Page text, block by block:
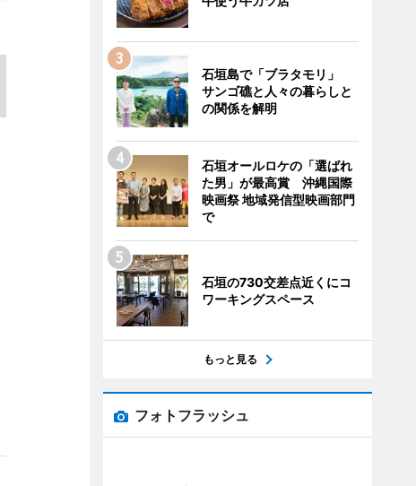
石垣島で「ブラタモリ」
サンゴ礁と人々の暮らしと
の関係を解明
石垣オールロケの「選ばれ
た男」が最高賞 沖縄国際
映画祭 地域発信型映画部門
で
石垣の730交差点近くにコ
ワーキングスペース
もっと見る
フォトフラッシュ